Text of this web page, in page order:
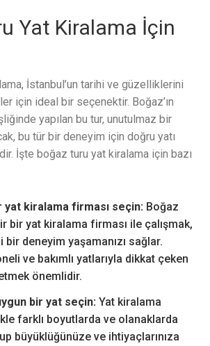
Yat Kiralama İçin
İstanbul’un tarihi ve güzelliklerini
için ideal bir seçenektir. Boğaz’ın
yapılan bu tur, unutulmaz bir
bu tür bir deneyim için doğru yatı
İşte boğaz turu yat kiralama için bazı
kiralama firması seçin: Boğaz
bir yat kiralama firması ile çalışmak,
deneyim yaşamanızı sağlar.
ve bakımlı yatlarıyla dikkat çeken
önemlidir.
bir yat seçin: Yat kiralama
farklı boyutlarda ve olanaklarda
büyüklüğünüze ve ihtiyaçlarınıza